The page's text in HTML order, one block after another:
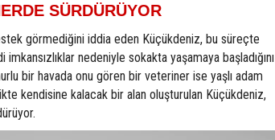
SÜRDÜRÜYOR
görmediğini iddia eden Küçükdeniz, bu süreçte
imkansızlıklar nedeniyle sokakta yaşamaya başladığını
bir havada onu gören bir veteriner ise yaşlı adam
kendisine kalacak bir alan oluşturulan Küçükdeniz,